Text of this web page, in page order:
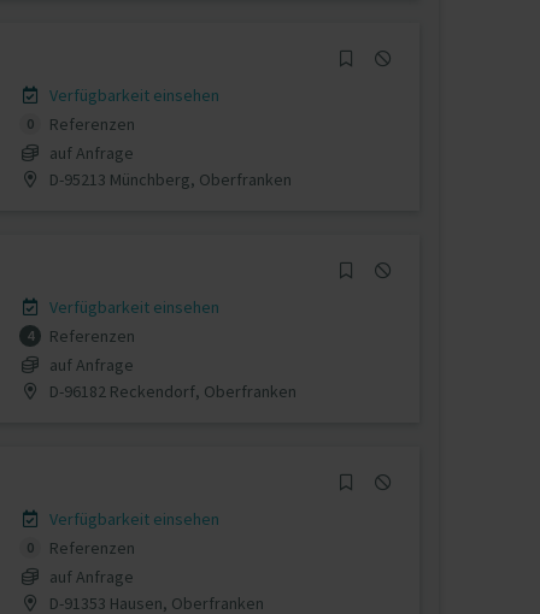
Verfügbarkeit einsehen
0
Referenzen
auf Anfrage
D-95213 Münchberg, Oberfranken
Verfügbarkeit einsehen
4
Referenzen
auf Anfrage
D-96182 Reckendorf, Oberfranken
Verfügbarkeit einsehen
0
Referenzen
auf Anfrage
D-91353 Hausen, Oberfranken